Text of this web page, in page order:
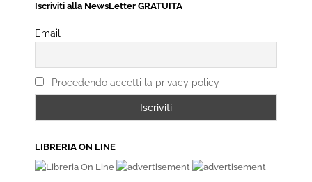
Iscriviti alla NewsLetter GRATUITA
Email
Procedendo accetti la privacy policy
LIBRERIA ON LINE